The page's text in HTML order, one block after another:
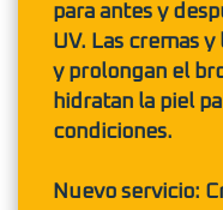
para antes y
UV. Las cremas
y prolongan el
hidratan la piel
condiciones.
Nuevo servicio: